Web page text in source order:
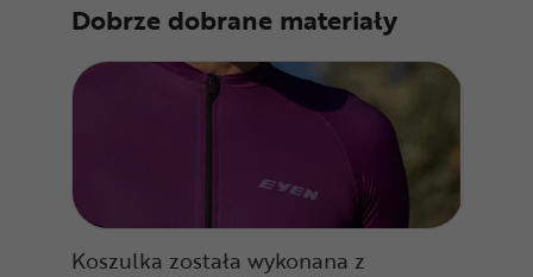
Dobrze dobrane materiały
Koszulka została wykonana z